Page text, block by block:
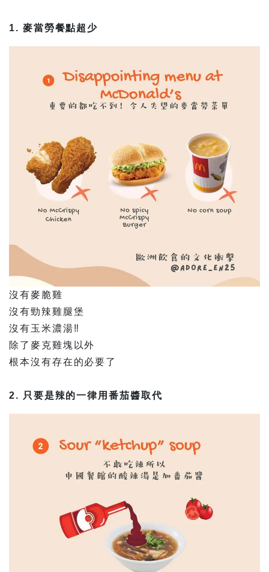
1. 麥當勞餐點超少
沒有麥脆雞
沒有勁辣雞腿堡
沒有玉米濃湯‼️
除了麥克雞塊以外
根本沒有存在的必要了
2. 只要是辣的一律用番茄醬取代